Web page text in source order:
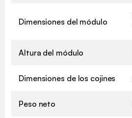
Dimensiones del módulo
Altura del módulo
Dimensiones de los cojines
Peso neto